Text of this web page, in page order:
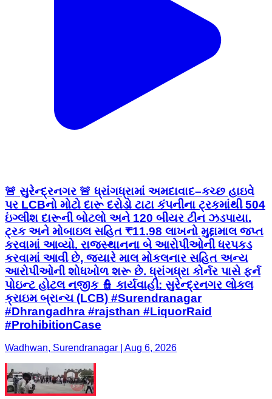
🚨 સુરેન્દ્રનગર 🚨 ધ્રાંગધ્રામાં અમદાવાદ–કચ્છ હાઇવે
પર LCBનો મોટો દારૂ દરોડો ટાટા કંપનીના ટ્રકમાંથી 504
ઇંગ્લીશ દારૂની બોટલો અને 120 બીયર ટીન ઝડપાયા.
ટ્રક અને મોબાઇલ સહિત ₹11.98 લાખનો મુદ્દામાલ જપ્ત
કરવામાં આવ્યો. રાજસ્થાનના બે આરોપીઓની ધરપકડ
કરવામાં આવી છે, જ્યારે માલ મોકલનાર સહિત અન્ય
આરોપીઓની શોધખોળ શરૂ છે. ધ્રાંગધ્રા કોર્નર પાસે ફર્ન
પોઇન્ટ હોટલ નજીક 👮 કાર્યવાહી: સુરેન્દ્રનગર લોકલ
ક્રાઇમ બ્રાન્ચ (LCB) #Surendranagar
#Dhrangadhra #rajsthan #LiquorRaid
#ProhibitionCase
Wadhwan, Surendranagar | Aug 6, 2026